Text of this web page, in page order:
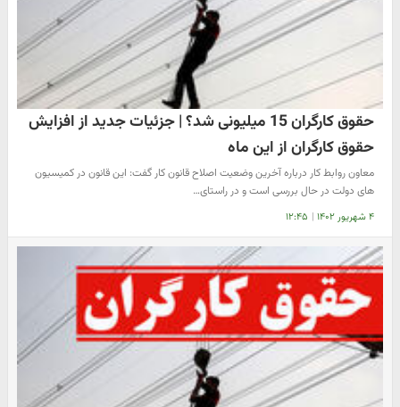
حقوق کارگران 15 میلیونی شد؟ | جزئیات جدید از افزایش
حقوق کارگران از این ماه
معاون روابط کار درباره آخرین وضعیت اصلاح قانون کار گفت: این قانون در کمیسیون
های دولت در حال بررسی است و در راستای…
۴ شهریور ۱۴۰۲ | ۱۲:۴۵